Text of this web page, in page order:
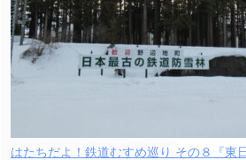
はたちだよ！鉄道むすめ巡り その８『東